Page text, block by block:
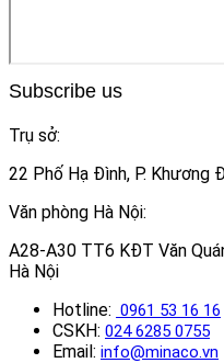
Subscribe us
Trụ sở:
22 Phố Hạ Đình, P. Khương
Văn phòng Hà Nội:
A28-A30 TT6 KĐT Văn
Hà Nội
Hotline: 0961 53 16 16
CSKH: 024 6285 0755
Email: info@minaco.vn